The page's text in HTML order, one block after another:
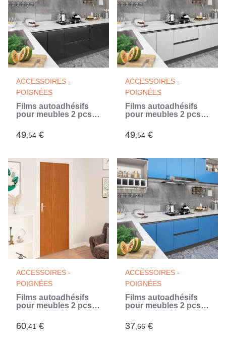
ACCESSOIRES -
POIGNÉES
Films autoadhésifs
pour meubles 2 pcs
(Noir)
49,54 €
ACCESSOIRES -
POIGNÉES
Films autoadhésifs
pour meubles 2 pcs
(Blanc)
49,54 €
ACCESSOIRES -
POIGNÉES
Films autoadhésifs
pour meubles 2 pcs
cm PVC
60,41 €
ACCESSOIRES -
POIGNÉES
Films autoadhésifs
pour meubles 2 pcs
(Bleu)
37,66 €